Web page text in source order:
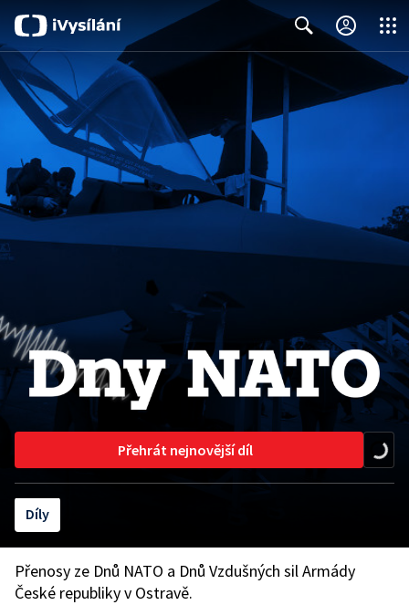
Close
Přehrát nejnovější díl
Díly
Přenosy ze Dnů NATO a Dnů Vzdušných sil Armády
České republiky v Ostravě.